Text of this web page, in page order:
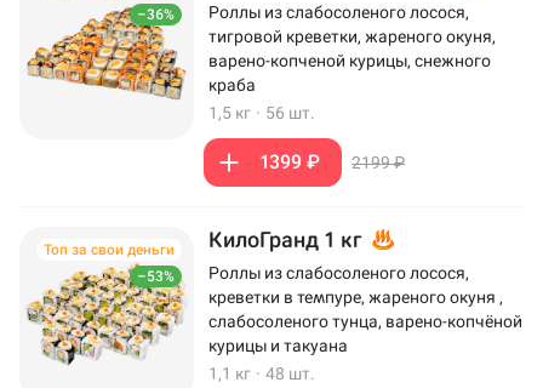
–36%
Роллы из слабосоленого лосося,
тигровой креветки, жареного окуня,
варено-копченой курицы, снежного
краба
1,5 кг · 56 шт.
1399 ₽ 2199 ₽
–53%
Топ за свои деньги КилоГранд 1 кг
Роллы из слабосоленого лосося,
креветки в темпуре, жареного окуня ,
слабосоленого тунца, варено-копчёной
курицы и такуана
1,1 кг · 48 шт.